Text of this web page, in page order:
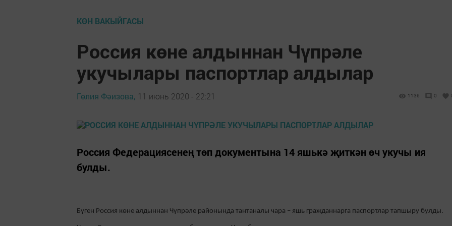
КӨН ВАКЫЙГАСЫ
Россия көне алдыннан Чүпрәле
укучылары паспортлар алдылар
Гөлия Фәизова, 11 июнь 2020 - 22:21 1136 0
Россия Федерациясенең төп документына 14 яшькә җиткән өч укучы ия
булды.
Бүген Россия көне алдыннан Чүпрәле районында тантаналы чара – яшь гражданнарга паспортлар тапшыру булды.